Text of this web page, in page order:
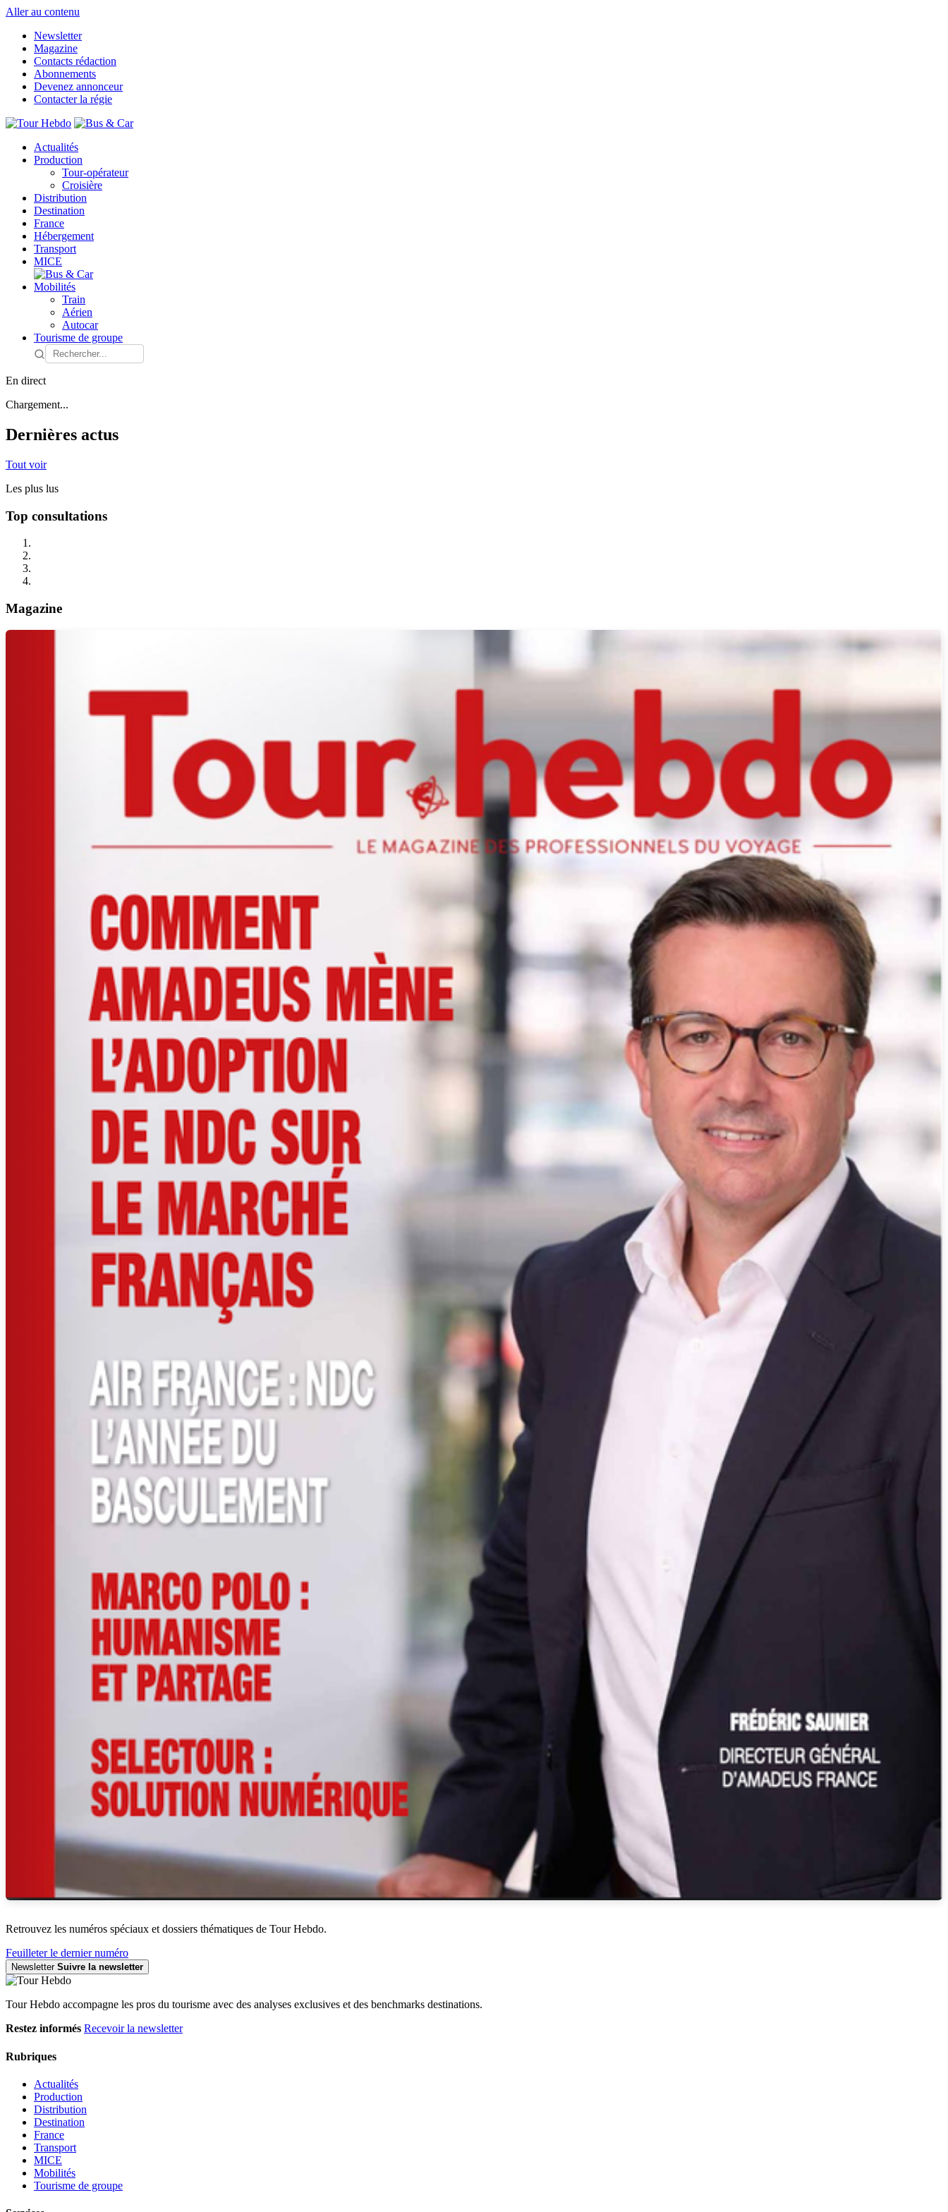
Aller au contenu
Newsletter
Magazine
Contacts rédaction
Abonnements
Devenez annonceur
Contacter la régie
Actualités
Production
Tour-opérateur
Croisière
Distribution
Destination
France
Hébergement
Transport
MICE
Mobilités
Train
Aérien
Autocar
Tourisme de groupe
En direct
Chargement...
Dernières actus
Tout voir
Les plus lus
Top consultations
Magazine
Retrouvez les numéros spéciaux et dossiers thématiques de Tour Hebdo.
Feuilleter le dernier numéro
Newsletter Suivre la newsletter
Tour Hebdo accompagne les pros du tourisme avec des analyses exclusives et des benchmarks destinations.
Restez informés Recevoir la newsletter
Rubriques
Actualités
Production
Distribution
Destination
France
Transport
MICE
Mobilités
Tourisme de groupe